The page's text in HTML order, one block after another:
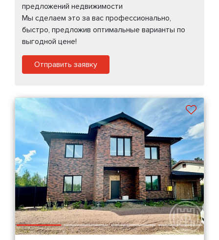
предложений недвижимости
Мы сделаем это за вас профессионально,
быстро, предложив оптимальные варианты по
выгодной цене!
Отправить заявку